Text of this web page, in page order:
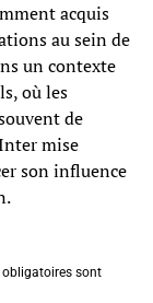
acquis
au sein de
un contexte
où les
de
mise
son influence
obligatoires sont